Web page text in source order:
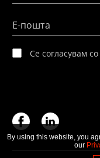
By using this website, you
our
Е-пошта
Се согласувам